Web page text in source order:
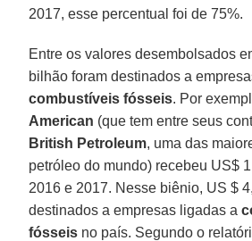
2017, esse percentual foi de 75%.
Entre os valores desembolsados
bilhão foram destinados a
combustíveis fósseis. Por
American (que tem entre seus
British Petroleum, uma das
petróleo do mundo) recebeu US$
2016 e 2017. Nesse biênio, US $
destinados a empresas ligadas a
fósseis no país. Segundo o